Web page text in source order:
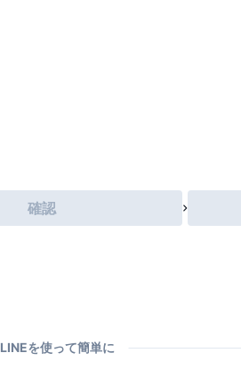
確認
LINEを使って簡単に